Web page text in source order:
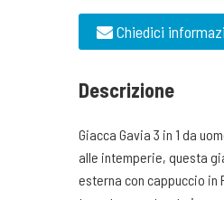
Chiedici
Descrizione
Giacca Gavia 3 in 1 da
alle intemperie, questa
esterna con cappuccio